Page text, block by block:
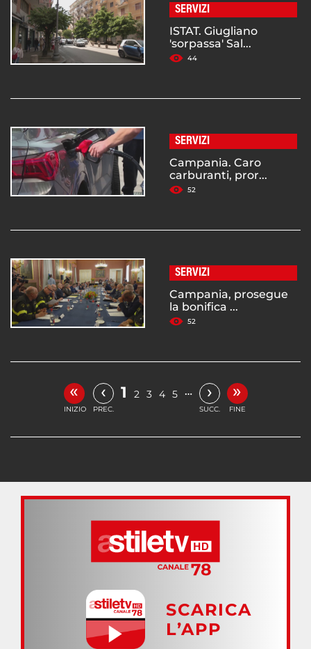
SERVIZI
ISTAT. Giugliano
'sorpassa' Sal...
44
SERVIZI
Campania. Caro
carburanti, pror...
52
SERVIZI
Campania, prosegue
la bonifica ...
52
«
INIZIO
‹
PREC.
1 2 3 4 5 … ›
SUCC.
»
FINE
SCARICA
L’APP